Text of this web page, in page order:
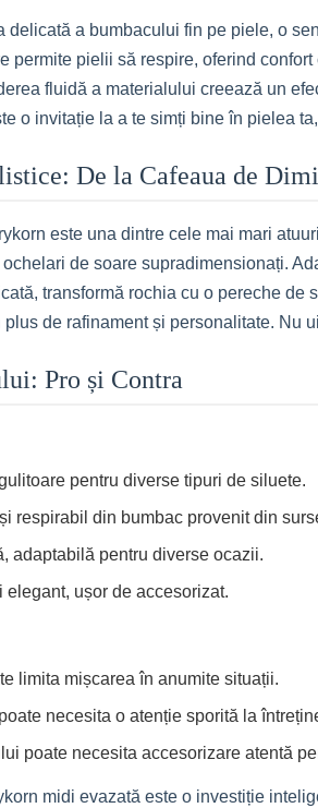
delicată a bumbacului fin pe piele, o
permite pielii să respire, oferind
fluidă a materialului creează un
o invitație la a te simți bine în pielea
De la Cafeaua de
este una dintre cele mai mari
de soare supradimensionați.
transformă rochia cu o pereche
de rafinament și personalitate. Nu
Pro și Contra
pentru diverse tipuri de siluete.
respirabil din bumbac provenit din
adaptabilă pentru diverse ocazii.
elegant, ușor de accesorizat.
limita mișcarea în anumite situații.
necesita o atenție sporită la
poate necesita accesorizare atentă
midi evazată este o investiție